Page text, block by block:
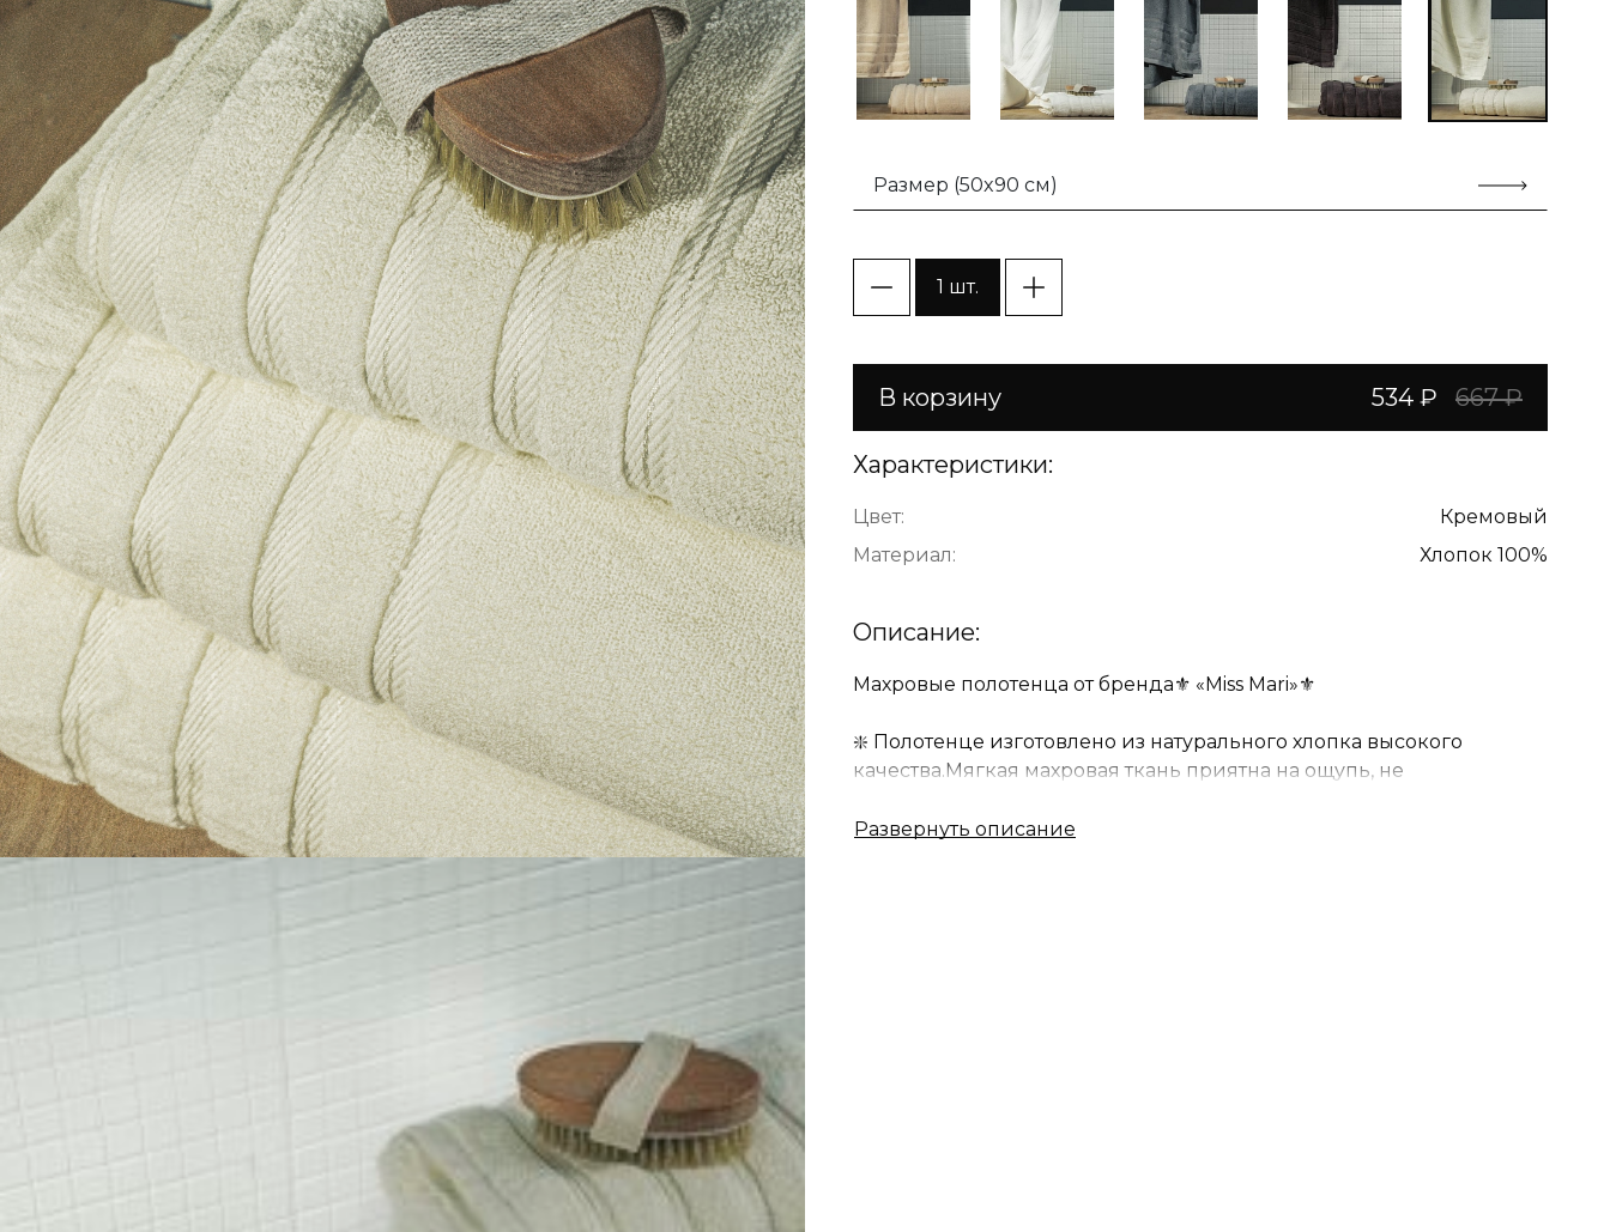
Размер (50x90 см)
1 шт.
В корзину 534 ₽ 667 ₽
Характеристики:
Цвет:
Кремовый
Материал:
Хлопок 100%
Описание:
Махровые полотенца от бренда⚜️ «Miss Mari»⚜️
❇️ Полотенце изготовлено из натурального хлопка высокого
качества.Мягкая махровая ткань приятна на ощупь, не
гигроскопичны, просты в уходе.